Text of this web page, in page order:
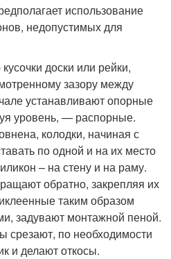
использование
недопустимых для
доски или рейки,
зазору между
устанавливают опорные
уровень, — распорные.
колодки, начиная с
по одной и на их место
– на стену и на раму.
обратно, закрепляя их
таким образом
задувают монтажной пеной.
по необходимости
и делают откосы.